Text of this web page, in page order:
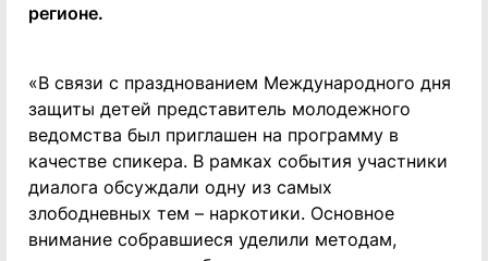
регионе.
«В связи с празднованием Международного дня
защиты детей представитель молодежного
ведомства был приглашен на программу в
качестве спикера. В рамках события участники
диалога обсуждали одну из самых
злободневных тем – наркотики. Основное
внимание собравшиеся уделили методам,